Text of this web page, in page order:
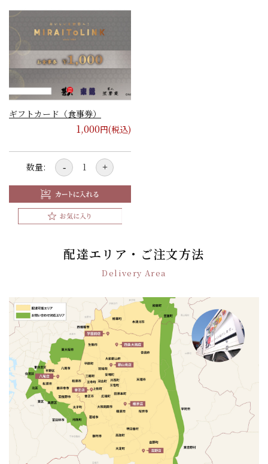
ギフトカード（食事券）
1,000円(税込)
数量: - +
配達エリア・ご注文方法
Delivery Area